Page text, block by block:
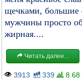
щечками, большие
мужчины просто
жирная....
Читать далее...
3913 339 8.68